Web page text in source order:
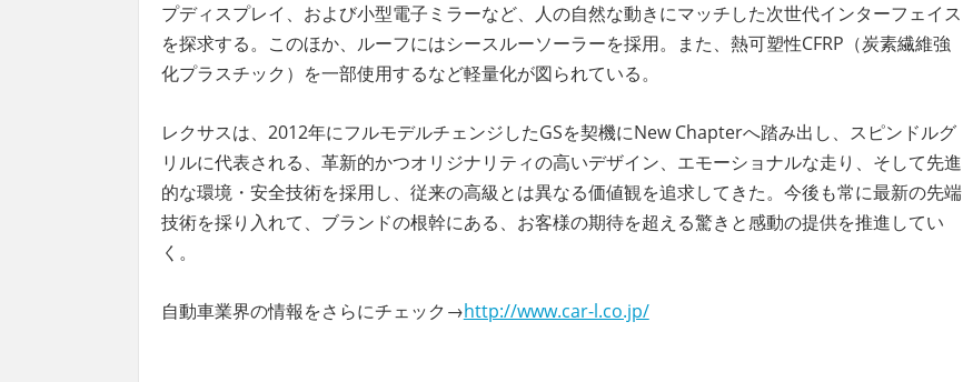
プディスプレイ、および小型電子ミラーなど、人の自然な動きにマッチした次世代インターフェイス
を探求する。このほか、ルーフにはシースルーソーラーを採用。また、熱可塑性CFRP（炭素繊維強
化プラスチック）を一部使用するなど軽量化が図られている。
レクサスは、2012年にフルモデルチェンジしたGSを契機にNew Chapterへ踏み出し、スピンドルグ
リルに代表される、革新的かつオリジナリティの高いデザイン、エモーショナルな走り、そして先進
的な環境・安全技術を採用し、従来の高級とは異なる価値観を追求してきた。今後も常に最新の先端
技術を採り入れて、ブランドの根幹にある、お客様の期待を超える驚きと感動の提供を推進してい
く。
自動車業界の情報をさらにチェック→http://www.car-l.co.jp/